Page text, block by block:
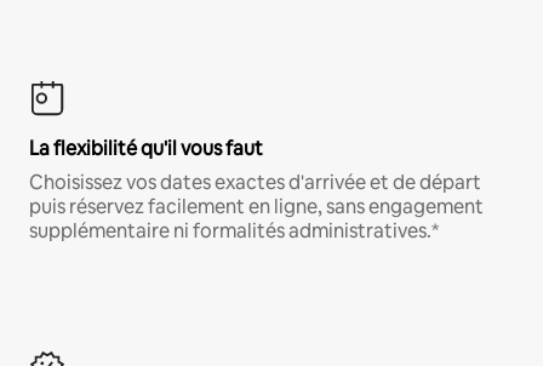
La flexibilité qu'il vous faut
Choisissez vos dates exactes d'arrivée et de départ
puis réservez facilement en ligne, sans engagement
supplémentaire ni formalités administratives.*